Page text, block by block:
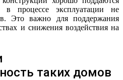
в процессе эксплуатации не
Это важно для поддержания
и снижения воздействия на
таких домов